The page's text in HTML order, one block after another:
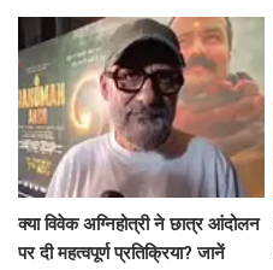
क्या विवेक अग्निहोत्री ने छात्र आंदोलन
पर दी महत्वपूर्ण प्रतिक्रिया? जानें